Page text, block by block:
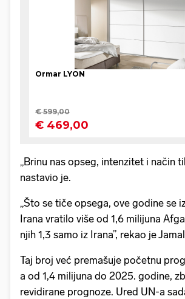
„Brinu nas opseg, intenzitet i način
nastavio je.
„Što se tiče opsega, ove godine se
Irana vratilo više od 1,6 milijuna
njih 1,3 samo iz Irana”, rekao je
Taj broj već premašuje početnu
a od 1,4 milijuna do 2025. godine,
revidirane prognoze. Ured UN-a